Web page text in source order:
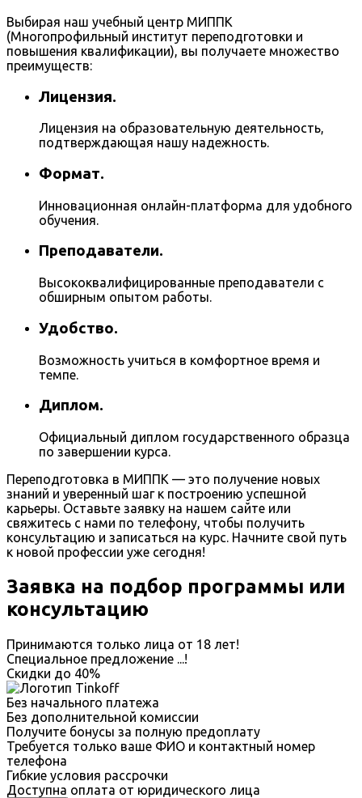
Выбирая наш учебный центр МИППК
(Многопрофильный институт переподготовки и
повышения квалификации), вы получаете множество
преимуществ:
Лицензия.
Лицензия на образовательную деятельность,
подтверждающая нашу надежность.
Формат.
Инновационная онлайн-платформа для удобного
обучения.
Преподаватели.
Высококвалифицированные преподаватели с
обширным опытом работы.
Удобство.
Возможность учиться в комфортное время и
темпе.
Диплом.
Официальный диплом государственного образца
по завершении курса.
Переподготовка в МИППК — это получение новых
знаний и уверенный шаг к построению успешной
карьеры. Оставьте заявку на нашем сайте или
свяжитесь с нами по телефону, чтобы получить
консультацию и записаться на курс. Начните свой путь
к новой профессии уже сегодня!
Заявка на подбор программы или
консультацию
Принимаются только лица от 18 лет!
Специальное предложение ...!
Скидки до 40%
Без начального платежа
Без дополнительной комиссии
Получите бонусы за полную предоплату
Требуется только ваше ФИО и контактный номер
телефона
Гибкие условия рассрочки
Доступна оплата от юридического лица